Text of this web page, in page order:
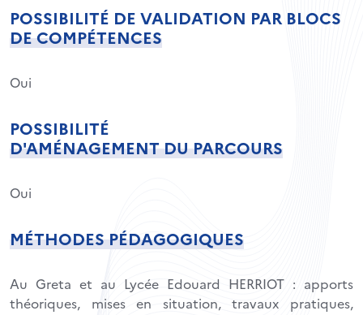
POSSIBILITÉ DE VALIDATION PAR BLOCS
DE COMPÉTENCES
Oui
POSSIBILITÉ
D'AMÉNAGEMENT DU PARCOURS
Oui
MÉTHODES PÉDAGOGIQUES
Au Greta et au Lycée Edouard HERRIOT : apports
théoriques, mises en situation, travaux pratiques,